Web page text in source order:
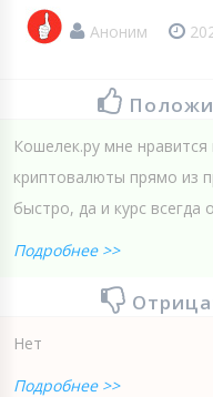
Аноним
Кошелек.ру мне
криптовалюты прямо из
быстро, да и курс всегда
Подробнее >>
Нет
Подробнее >>